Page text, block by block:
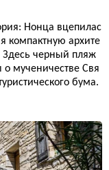
Нонца вцепилас
компактную архите
Здесь черный пляж
мученичестве Свя
бума.